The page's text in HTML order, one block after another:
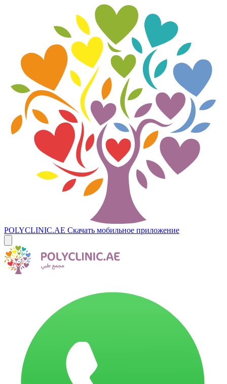
POLYCLINIC.AE Скачать мобильное приложение